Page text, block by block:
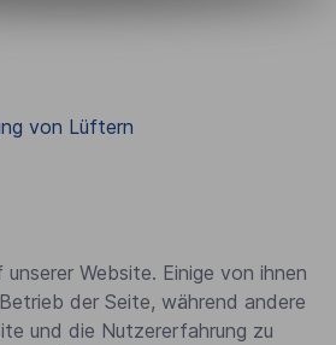
von Lüftern
Website. Einige von ihnen
der Seite, während andere
und die Nutzererfahrung zu